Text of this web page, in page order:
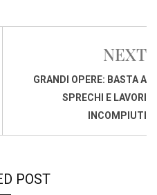
p
i
NEXT
GRANDI OPERE: BASTA A
SPRECHI E LAVORI
INCOMPIUTI
POST